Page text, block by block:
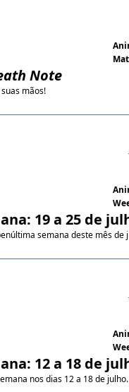
Note
mãos!
19 a 25 de
semana deste mês de
12 a 18 de
nos dias 12 a 18 de julho.